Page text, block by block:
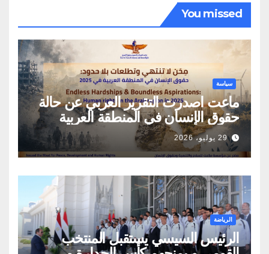
You missed
سياسة
ماعت اصدرت التقرير العربي عن حالة
حقوق الإنسان في المنطقة العربية
29 يوليو، 2026
الرياضة
الرئيس السيسي يستقبل المنتخب